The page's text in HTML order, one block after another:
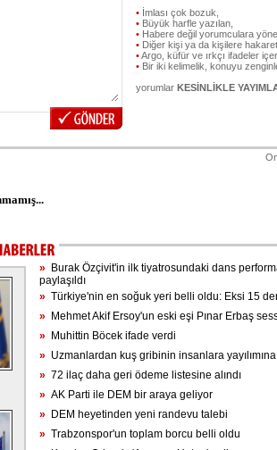
• İmlası çok bozuk,
• Büyük harfle yazılan,
• Habere değil yorumculara
• Diğer kişi ya da kişilere hakaret
•Argo, küfür ve ırkçı ifadeler
• Bir iki kelimelik, konuyu
yorumlar KESİNLİKLE
» Burak Özçivit'in ilk tiyatrosundaki dans
paylaşıldı
» Türkiye'nin en soğuk yeri belli oldu: Eksi 15
» Mehmet Akif Ersoy'un eski eşi Pınar Erbaş
» Muhittin Böcek ifade verdi
» Uzmanlardan kuş gribinin insanlara
» 72 ilaç daha geri ödeme listesine alındı
» AK Parti ile DEM bir araya geliyor
» DEM heyetinden yeni randevu talebi
» Trabzonspor'un toplam borcu belli oldu